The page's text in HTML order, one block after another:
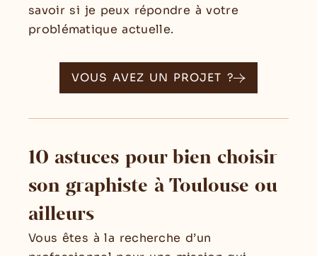
savoir si je peux répondre à votre
problématique actuelle.
VOUS AVEZ UN PROJET ?
10 astuces pour bien choisir
son graphiste à Toulouse ou
ailleurs
Vous êtes à la recherche d’un